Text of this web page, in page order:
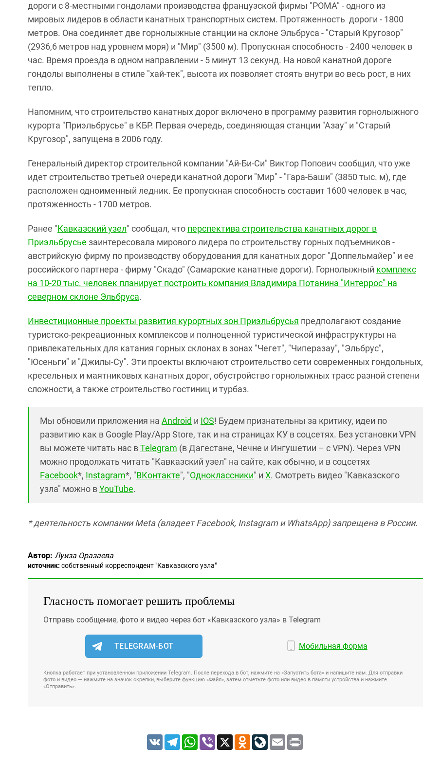
дороги с 8-местными гондолами производства французской фирмы "POMA" - одного из
мировых лидеров в области канатных транспортных систем. Протяженность дороги - 1800
метров. Она соединяет две горнолыжные станции на склоне Эльбруса - "Старый Кругозор"
(2936,6 метров над уровнем моря) и "Мир" (3500 м). Пропускная способность - 2400 человек в
час. Время проезда в одном направлении - 5 минут 13 секунд. На новой канатной дороге
гондолы выполнены в стиле "хай-тек", высота их позволяет стоять внутри во весь рост, в них
тепло.
Напомним, что строительство канатных дорог включено в программу развития горнолыжного
курорта "Приэльбрусье" в КБР. Первая очередь, соединяющая станции "Азау" и "Старый
Кругозор", запущена в 2006 году.
Генеральный директор строительной компании "Ай-Би-Си" Виктор Попович сообщил, что уже
идет строительство третьей очереди канатной дороги "Мир" - "Гара-Баши" (3850 тыс. м), где
расположен одноименный ледник. Ее пропускная способность составит 1600 человек в час,
протяженность - 1700 метров.
Ранее "Кавказский узел" сообщал, что перспектива строительства канатных дорог в
Приэльбрусье заинтересовала мирового лидера по строительству горных подъемников -
австрийскую фирму по производству оборудования для канатных дорог "Доппельмайер" и ее
российского партнера - фирму "Скадо" (Самарские канатные дороги). Горнолыжный комплекс
на 10-20 тыс. человек планирует построить компания Владимира Потанина "Интеррос" на
северном склоне Эльбруса.
Инвестиционные проекты развития курортных зон Приэльбрусья предполагают создание
туристско-рекреационных комплексов и полноценной туристической инфраструктуры на
привлекательных для катания горных склонах в зонах "Чегет", "Чиперазау", "Эльбрус",
"Юсеньги" и "Джилы-Су". Эти проекты включают строительство сети современных гондольных,
кресельных и маятниковых канатных дорог, обустройство горнолыжных трасс разной степени
сложности, а также строительство гостиниц и турбаз.
Мы обновили приложения на Android и IOS! Будем признательны за критику, идеи по
развитию как в Google Play/App Store, так и на страницах КУ в соцсетях. Без установки VPN
вы можете читать нас вTelegram (в Дагестане, Чечне и Ингушетии – с VPN). Через VPN
можно продолжать читать "Кавказский узел" на сайте, как обычно, и в соцсетях
Facebook*, Instagram*, "ВКонтакте", "Одноклассники" и X. Смотреть видео "Кавказского
узла" можно вYouTube.
* деятельность компании Meta (владеет Facebook, Instagram и WhatsApp) запрещена в России.
Автор: Луиза Оразаева
источник: собственный корреспондент "Кавказского узла"
Гласность помогает решить проблемы
Отправь сообщение, фото и видео через бот «Кавказского узла» в Telegram
TELEGRAM-БОТ Мобильная форма
Кнопка работает при установленном приложении Telegram. После перехода в бот, нажмите на «Запустить бота» и напишите нам. Для отправки
фото и видео — нажмите на значок скрепки, выберите функцию «Файл», затем отметьте фото или видео в памяти устройства и нажмите
«Отправить».
VK TelegramWhatsApp
Viber X Odnoklassniki
LiveJournal
Email